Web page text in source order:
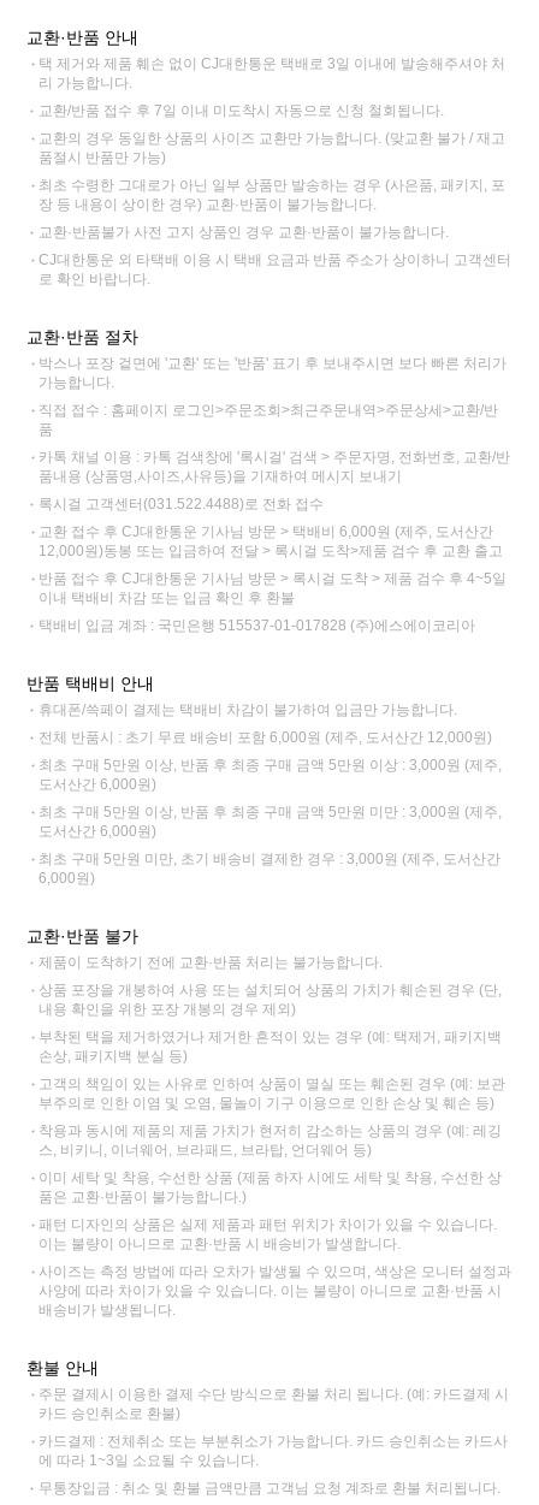
교환·반품 안내
택 제거와 제품 훼손 없이 CJ대한통운 택배로 3일 이내에 발송해주셔야 처
리 가능합니다.
교환/반품 접수 후 7일 이내 미도착시 자동으로 신청 철회됩니다.
교환의 경우 동일한 상품의 사이즈 교환만 가능합니다. (맞교환 불가 / 재고
품절시 반품만 가능)
최초 수령한 그대로가 아닌 일부 상품만 발송하는 경우 (사은품, 패키지, 포
장 등 내용이 상이한 경우) 교환·반품이 불가능합니다.
교환·반품불가 사전 고지 상품인 경우 교환·반품이 불가능합니다.
CJ대한통운 외 타택배 이용 시 택배 요금과 반품 주소가 상이하니 고객센터
로 확인 바랍니다.
교환·반품 절차
박스나 포장 겉면에 '교환' 또는 '반품' 표기 후 보내주시면 보다 빠른 처리가
가능합니다.
직접 접수 : 홈페이지 로그인>주문조회>최근주문내역>주문상세>교환/반
품
카톡 채널 이용 : 카톡 검색창에 '록시걸' 검색 > 주문자명, 전화번호, 교환/반
품내용 (상품명,사이즈,사유등)을 기재하여 메시지 보내기
록시걸 고객센터(031.522.4488)로 전화 접수
교환 접수 후 CJ대한통운 기사님 방문 > 택배비 6,000원 (제주, 도서산간
12,000원)동봉 또는 입금하여 전달 > 록시걸 도착>제품 검수 후 교환 출고
반품 접수 후 CJ대한통운 기사님 방문 > 록시걸 도착 > 제품 검수 후 4~5일
이내 택배비 차감 또는 입금 확인 후 환불
택배비 입금 계좌 : 국민은행 515537-01-017828 (주)에스에이코리아
반품 택배비 안내
휴대폰/쓱페이 결제는 택배비 차감이 불가하여 입금만 가능합니다.
전체 반품시 : 초기 무료 배송비 포함 6,000원 (제주, 도서산간 12,000원)
최초 구매 5만원 이상, 반품 후 최종 구매 금액 5만원 이상 : 3,000원 (제주,
도서산간 6,000원)
최초 구매 5만원 이상, 반품 후 최종 구매 금액 5만원 미만 : 3,000원 (제주,
도서산간 6,000원)
최초 구매 5만원 미만, 초기 배송비 결제한 경우 : 3,000원 (제주, 도서산간
6,000원)
교환·반품 불가
제품이 도착하기 전에 교환·반품 처리는 불가능합니다.
상품 포장을 개봉하여 사용 또는 설치되어 상품의 가치가 훼손된 경우 (단,
내용 확인을 위한 포장 개봉의 경우 제외)
부착된 택을 제거하였거나 제거한 흔적이 있는 경우 (예: 택제거, 패키지백
손상, 패키지백 분실 등)
고객의 책임이 있는 사유로 인하여 상품이 멸실 또는 훼손된 경우 (예: 보관
부주의로 인한 이염 및 오염, 물놀이 기구 이용으로 인한 손상 및 훼손 등)
착용과 동시에 제품의 제품 가치가 현저히 감소하는 상품의 경우 (예: 레깅
스, 비키니, 이너웨어, 브라패드, 브라탑, 언더웨어 등)
이미 세탁 및 착용, 수선한 상품 (제품 하자 시에도 세탁 및 착용, 수선한 상
품은 교환·반품이 불가능합니다.)
패턴 디자인의 상품은 실제 제품과 패턴 위치가 차이가 있을 수 있습니다.
이는 불량이 아니므로 교환·반품 시 배송비가 발생합니다.
사이즈는 측정 방법에 따라 오차가 발생될 수 있으며, 색상은 모니터 설정과
사양에 따라 차이가 있을 수 있습니다. 이는 불량이 아니므로 교환·반품 시
배송비가 발생됩니다.
환불 안내
주문 결제시 이용한 결제 수단 방식으로 환불 처리 됩니다. (예: 카드결제 시
카드 승인취소로 환불)
카드결제 : 전체취소 또는 부분취소가 가능합니다. 카드 승인취소는 카드사
에 따라 1~3일 소요될 수 있습니다.
무통장입금 : 취소 및 환불 금액만큼 고객님 요청 계좌로 환불 처리됩니다.